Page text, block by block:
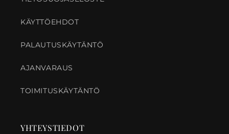
KÄYTTÖEHDOT
PALAUTUSKÄYTÄNTÖ
AJANVARAUS
TOIMITUSKÄYTÄNTÖ
YHTEYSTIEDOT